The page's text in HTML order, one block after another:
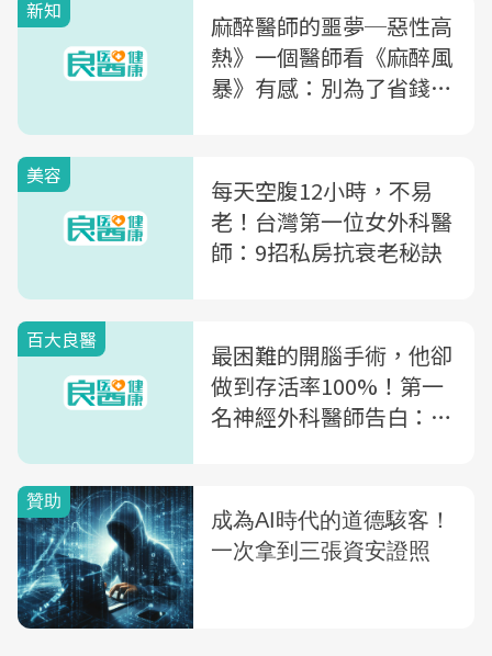
新知
麻醉醫師的噩夢─惡性高
熱》一個醫師看《麻醉風
暴》有感：別為了省錢不
美容
每天空腹12小時，不易
老！台灣第一位女外科醫
師：9招私房抗衰老秘訣
百大良醫
最困難的開腦手術，他卻
做到存活率100%！第一
名神經外科醫師告白：